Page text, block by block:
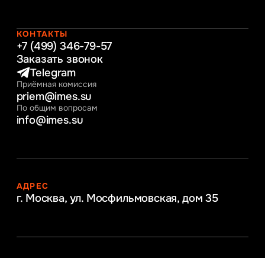
Интернет-маркетинг
КОНТАКТЫ
+7 (499) 346-79-57
Заказать звонок
Telegram
Приёмная комиссия
priem@imes.su
По общим вопросам
info@imes.su
АДРЕС
г. Москва, ул. Мосфильмовская, дом 35